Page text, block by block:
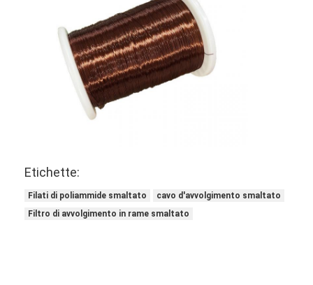
Etichette:
Filati di poliammide smaltato
cavo d'avvolgimento smaltato
Filtro di avvolgimento in rame smaltato